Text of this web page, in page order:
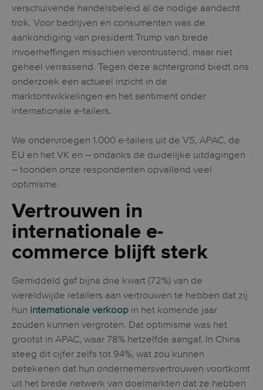
verschuivende handelsbeleid al de nodige aandacht
trok. Voor bedrijven en consumenten was de
aankondiging van president Trump van brede
invoerheffingen misschien verontrustend, maar niet
geheel verrassend. Tegen deze achtergrond biedt ons
onderzoek een actueel inzicht in de
marktontwikkelingen en het sentiment onder
internationale e-tailers.
We ondervroegen 1.000 e-tailers uit de VS, APAC, de
EU en het VK en – ondanks de duidelijke uitdagingen
– toonden onze respondenten opvallend veel
optimisme.
Vertrouwen in
internationale e-
commerce blijft sterk
Gemiddeld gaf bijna drie kwart (72%) van de
wereldwijde retailers aan vertrouwen te hebben dat zij
hun internationale verkoop in het komende jaar
zouden kunnen vergroten. Dat optimisme was het
grootst in APAC, waar 78% hetzelfde aangaf. In China
steeg dit cijfer zelfs tot 94%, wat zou kunnen
betekenen dat hun ondernemersvertrouwen voortkomt
uit het brede netwerk van doelmarkten dat ze hebben